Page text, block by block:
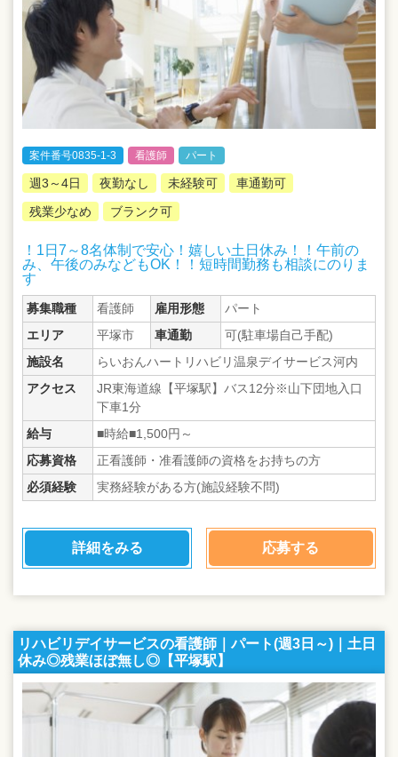
案件番号0835-1-3 看護師 パート
週3～4日 夜勤なし 未経験可
車通勤可
残業少なめ
ブランク可
！1日7～8名体制で安心！嬉しい土日休み！！午前の
み、午後のみなどもOK！！短時間勤務も相談にのりま
す
募集職種 看護師 雇用形態
パート
エリア
平塚市 車通勤
可(駐車場自己手配)
施設名
らいおんハートリハビリ温泉デイサービス河内
アクセス
JR東海道線【平塚駅】バス12分※山下団地入口
下車1分
給与
■時給■1,500円～
応募資格
正看護師・准看護師の資格をお持ちの方
必須経験
実務経験がある方(施設経験不問)
詳細をみる 応募する
リハビリデイサービスの看護師｜パート(週3日～)｜土日
休み◎残業ほぼ無し◎【平塚駅】